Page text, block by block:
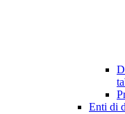
Enti di